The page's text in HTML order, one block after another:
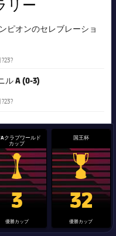
リー
ピオンのセレブレーショ
Published news
ル A (0-3)
Published news
trophy
クラブワールド
カップ
label.aria.clubworldcup
3
優勝カップ
国王杯
国王杯
32
優勝カップ